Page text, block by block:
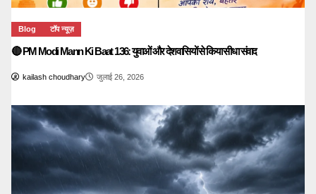
Blog टॉप न्यूज़
🔴 PM Modi Mann Ki Baat 136: युवाओं और देशवासियों से किया सीधा संवाद
kailash choudhary जुलाई 26, 2026